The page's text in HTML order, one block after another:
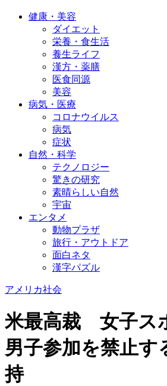
健康・美容
ダイエット
栄養・食生活
養生ライフ
漢方・薬膳
医食同源
美容
病気・医療
コロナウイルス
病気
症状
自然・科学
テクノロジー
驚きの研究
素晴らしい自然
宇宙
エンタメ
動物プラザ
旅行・アウトドア
面白ネタ
漢字パズル
アメリカ社会
米最高裁 女子ス
男子参加を禁止す
持